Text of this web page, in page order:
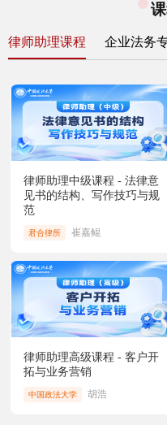
律师助理课程 企业法务
律师助理中级课程 - 法律意
见书的结构、写作技巧与规
范
君合律所 崔嘉鲲
律师助理高级课程 - 客户开
拓与业务营销
中国政法大学 胡浩